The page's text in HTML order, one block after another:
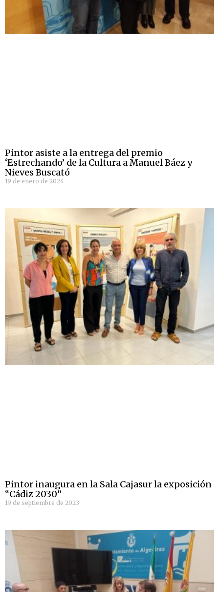
Pintor asiste a la entrega del premio
‘Estrechando’ de la Cultura a Manuel Báez y
Nieves Buscató
19 de enero de 2024
Pintor inaugura en la Sala Cajasur la exposición
“Cádiz 2030”
19 de septiembre de 2023